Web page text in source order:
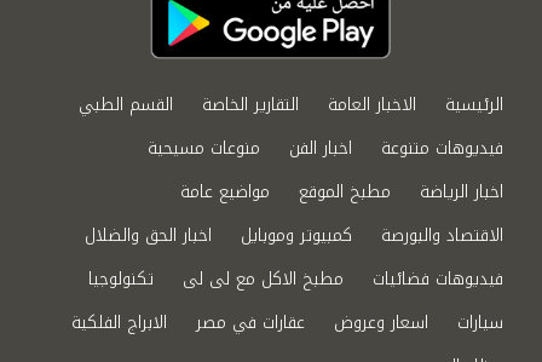
الرئيسية الاخبار العامة التقارير الخاصة
القسم الطبي
فيديوهات متنوعة
اخبار الفن
منوعات مسيحية
اخبار الرياضة
مطبخ الموقع
مواضيع عامة
الاقتصاد والبورصة
كمبيوتر وموبايل
اخبار الحق والضلال
فيديوهات فضائيات
مطبخ الاكل مع لى لى
تكنولوجيا
سيارات
اسعار وعروض عقارات في مصر
الابراج الفلكية